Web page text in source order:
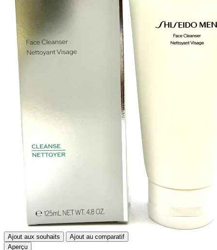
Ajout aux souhaits
Ajout au comparatif
Aperçu